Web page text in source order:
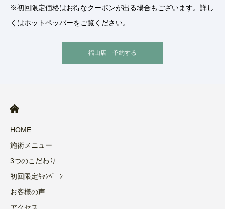
※初回限定価格はお得なクーポンが出る場合もございます。詳し
くはホットペッパーをご覧ください。
福山店 予約する
HOME
施術メニュー
3つのこだわり
初回限定ｷｬﾝﾍﾟｰﾝ
お客様の声